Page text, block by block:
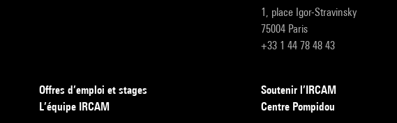
1, place Igor-Stravinsky
75004 Paris
+33 1 44 78 48 43
Offres d’emploi et stages
L’équipe IRCAM
Soutenir l’IRCAM
Centre Pompidou